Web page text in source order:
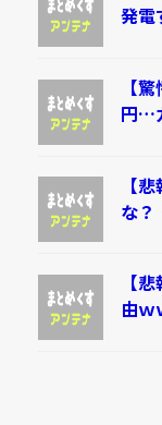
発
【
円…
【
な？
【
由